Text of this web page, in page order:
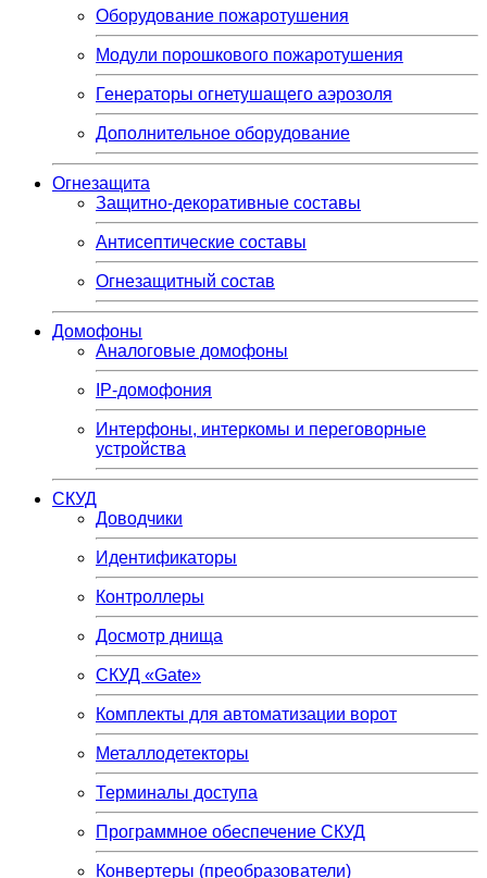
Оборудование пожаротушения
Модули порошкового пожаротушения
Генераторы огнетушащего аэрозоля
Дополнительное оборудование
Огнезащита
Защитно-декоративные составы
Антисептические составы
Огнезащитный состав
Домофоны
Аналоговые домофоны
IP-домофония
Интерфоны, интеркомы и переговорные
устройства
СКУД
Доводчики
Идентификаторы
Контроллеры
Досмотр днища
СКУД «Gate»
Комплекты для автоматизации ворот
Металлодетекторы
Терминалы доступа
Программное обеспечение СКУД
Конвертеры (преобразователи)